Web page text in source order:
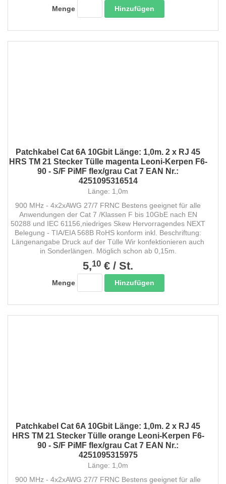
Menge Hinzufügen
Patchkabel Cat 6A 10Gbit Länge: 1,0m. 2 x RJ 45
HRS TM 21 Stecker Tülle magenta Leoni-Kerpen F6-
90 - S/F PiMF flex/grau Cat 7 EAN Nr.:
4251095316514
Länge: 1,0m
900 MHz - 4x2xAWG 27/7 FRNC Bestens geeignet für alle
Anwendungen der Cat 7 /Klassen F bis 10GbE nach EN
50288 und IEC 61156,niedriges Skew Hervorragendes NEXT
Belegung - TIA/EIA 568B RoHS konform inkl. Beschriftung:
Längenangabe Druck auf der Tülle Wir konfektionieren auch
in Sonderlängen. Möglich schon ab 0,15m.
5,10 € / St.
Menge Hinzufügen
Patchkabel Cat 6A 10Gbit Länge: 1,0m. 2 x RJ 45
HRS TM 21 Stecker Tülle orange Leoni-Kerpen F6-
90 - S/F PiMF flex/grau Cat 7 EAN Nr.:
4251095315975
Länge: 1,0m
900 MHz - 4x2xAWG 27/7 FRNC Bestens geeignet für alle